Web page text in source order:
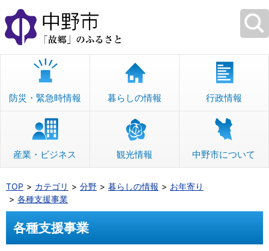
本
文
へ
移
防災・緊急時情報 暮らしの情報 行政情報
産業・ビジネス 観光情報 中野市について
TOP カテゴリ 分野 暮らしの情報
お年寄り
各種支援事業
各種支援事業